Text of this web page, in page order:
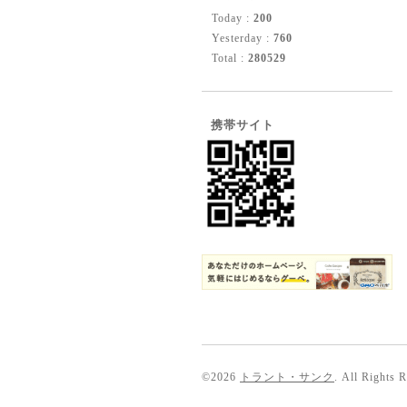
Today : 200
Yesterday : 760
Total : 280529
携帯サイト
©2026 トラント・サンク . All Rights